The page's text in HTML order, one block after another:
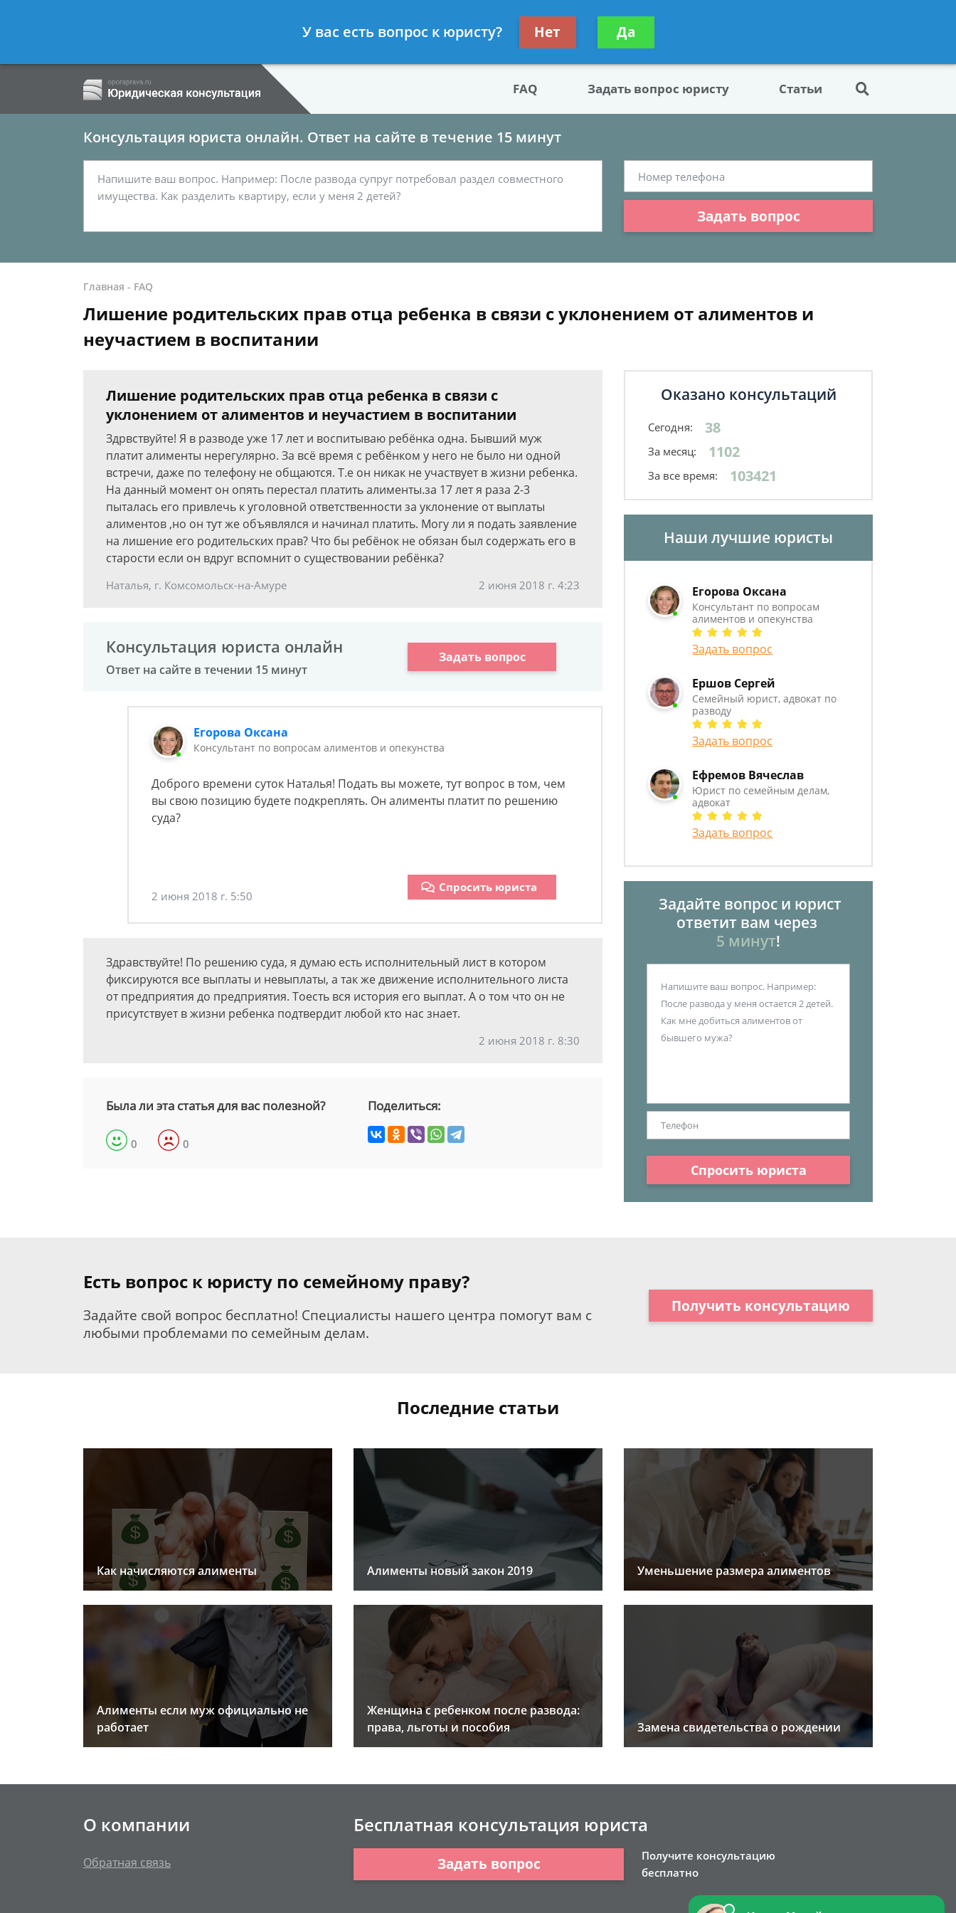
- Семейный юрист, адвокат по разводу
Получите консультацию
бесплатно
FAQ Задать вопрос юристу Статьи
Консультация юриста онлайн. Ответ на сайте в течение 15 минут
Задать вопрос
Главная - FAQ
Лишение родительских прав отца ребенка в связи с уклонением от алиментов и
неучастием в воспитании
Лишение родительских прав отца ребенка в связи с
уклонением от алиментов и неучастием в воспитании
Здрвствуйте! Я в разводе уже 17 лет и воспитываю ребёнка одна. Бывший муж
платит алименты нерегулярно. За всё время с ребёнком у него не было ни одной
встречи, даже по телефону не общаются. Т.е он никак не участвует в жизни ребенка.
На данный момент он опять перестал платить алименты.за 17 лет я раза 2-3
пыталась его привлечь к уголовной ответственности за уклонение от выплаты
алиментов ,но он тут же объявлялся и начинал платить. Могу ли я подать заявление
на лишение его родительских прав? Что бы ребёнок не обязан был содержать его в
старости если он вдруг вспомнит о существовании ребёнка?
Наталья, г. Комсомольск-на-Амуре 2 июня 2018 г. 4:23
Консультация юриста онлайн
Ответ на сайте в течении 15 минут
Задать вопрос
Егорова Оксана
Консультант по вопросам алиментов и опекунства
Доброго времени суток Наталья! Подать вы можете, тут вопрос в том, чем
вы свою позицию будете подкреплять. Он алименты платит по решению
суда?
2 июня 2018 г. 5:50
Спросить юриста
Здравствуйте! По решению суда, я думаю есть исполнительный лист в котором
фиксируются все выплаты и невыплаты, а так же движение исполнительного листа
от предприятия до предприятия. Тоесть вся история его выплат. А о том что он не
присутствует в жизни ребенка подтвердит любой кто нас знает.
2 июня 2018 г. 8:30
Была ли эта статья для вас полезной?
0 0
Поделиться:
Оказано консультаций
Сегодня: 38
За месяц: 1102
За все время: 103421
Наши лучшие юристы
Егорова Оксана
Консультант по вопросам
алиментов и опекунства
Задать вопрос
Ершов Сергей
Семейный юрист, адвокат по
разводу
Задать вопрос
Ефремов Вячеслав
Юрист по семейным делам,
адвокат
Задать вопрос
Задайте вопрос и юрист
ответит вам через
5 минут!
Спросить юриста
Есть вопрос к юристу по семейному праву?
Задайте свой вопрос бесплатно! Специалисты нашего центра помогут вам с
любыми проблемами по семейным делам.
Получить консультацию
Последние статьи
Как начисляются алименты Алименты новый закон 2019 Уменьшение размера алиментов
Алименты если муж официально не
работает
Женщина с ребенком после развода:
права, льготы и пособия
Замена свидетельства о рождении
О компании
Обратная связь
Бесплатная консультация юриста
Задать вопрос
Получите консультацию
бесплатно
У вас есть вопрос к юристу? Нет Да